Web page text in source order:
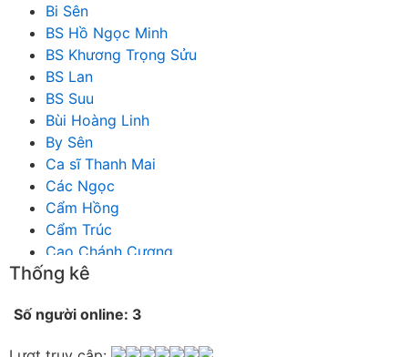
Bi Sên
BS Hồ Ngọc Minh
BS Khương Trọng Sửu
BS Lan
BS Suu
Bùi Hoàng Linh
By Sên
Ca sĩ Thanh Mai
Các Ngọc
Cẩm Hồng
Cẩm Trúc
Cao Chánh Cương
Cao Nhật Quyên
Chích Chị
Thống kê
Số người online: 3